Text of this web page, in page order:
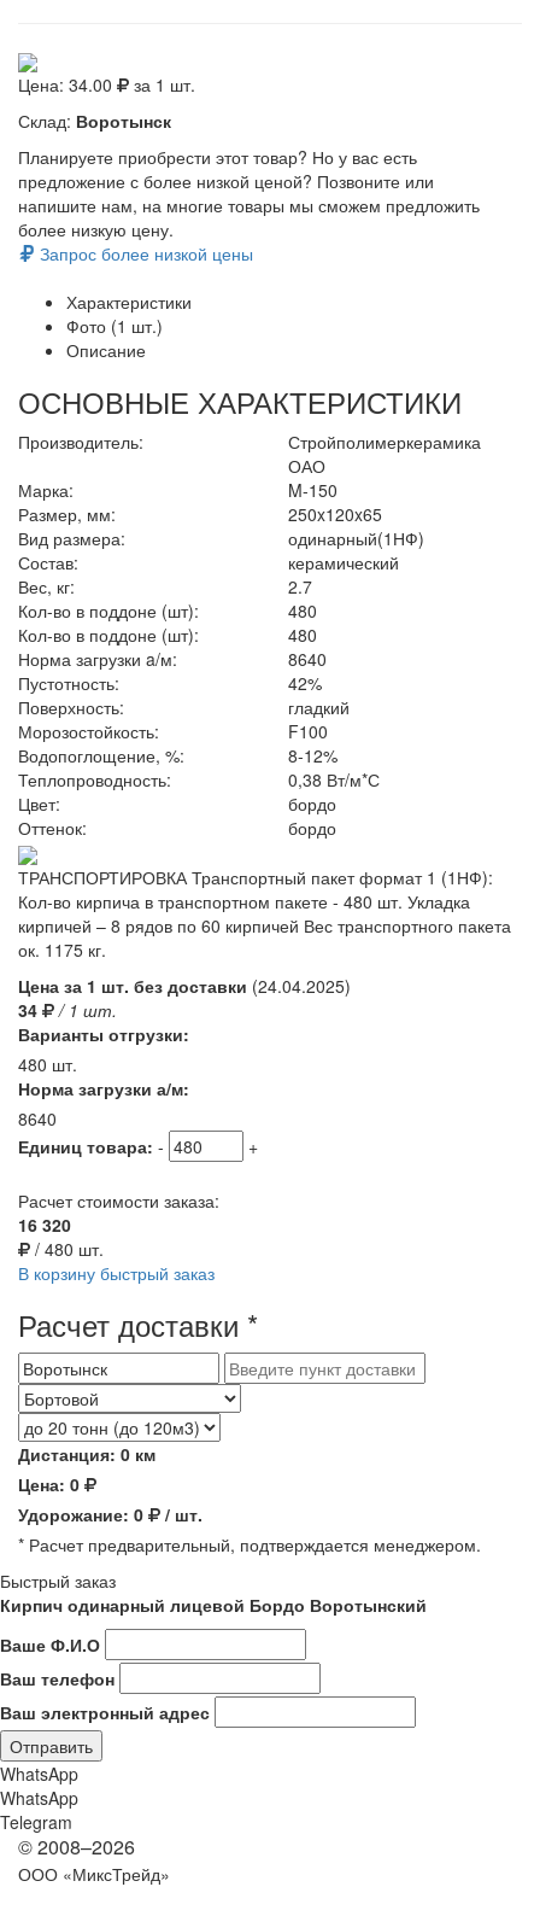
Цена: 34.00
за 1 шт.
Склад: Воротынск
Планируете приобрести этот товар? Но у вас есть
предложение с более низкой ценой? Позвоните или
напишите нам, на многие товары мы сможем предложить
более низкую цену.
Запрос более низкой цены
Характеристики
Фото (1 шт.)
Описание
ОСНОВНЫЕ ХАРАКТЕРИСТИКИ
Производитель:
Стройполимеркерамика
ОАО
Марка:
M-150
Размер, мм:
250x120x65
Вид размера:
одинарный(1НФ)
Состав:
керамический
Вес, кг:
2.7
Кол-во в поддоне (шт):
480
Кол-во в поддоне (шт):
480
Норма загрузки a/м:
8640
Пустотность:
42%
Поверхность:
гладкий
Морозостойкость:
F100
Водопоглощение, %:
8-12%
Теплопроводность:
0,38 Вт/м*С
Цвет:
бордо
Оттенок:
бордо
ТРАНСПОРТИРОВКА Транспортный пакет формат 1 (1НФ):
Кол-во кирпича в транспортном пакете - 480 шт. Укладка
кирпичей – 8 рядов по 60 кирпичей Вес транспортного пакета
ок. 1175 кг.
Цена за 1 шт. без доставки (24.04.2025)
34
/ 1 шт.
Варианты отгрузки:
480 шт.
Норма загрузки а/м:
8640
Единиц товара: - +
Расчет стоимости заказа:
16 320
/ 480 шт.
В корзину быстрый заказ
Расчет доставки *
Дистанция: 0 км
Цена: 0
Удорожание: 0
/ шт.
* Расчет предварительный, подтверждается менеджером.
Быстрый заказ
Кирпич одинарный лицевой Бордо Воротынский
Ваше Ф.И.О
Ваш телефон
Ваш электронный адрес
WhatsApp
WhatsApp
Telegram
© 2008–2026
ООО «МиксТрейд»